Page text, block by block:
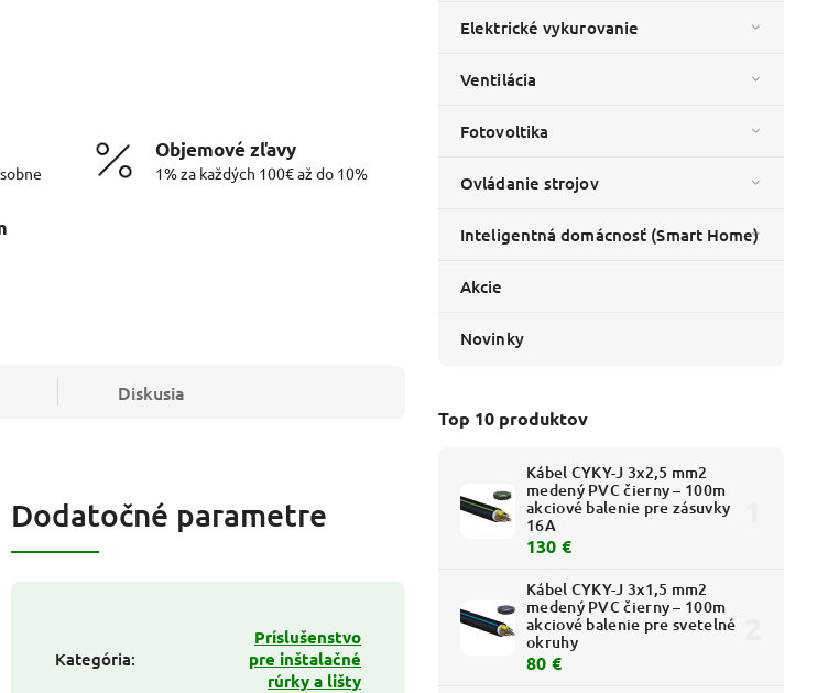
Elektrické vykurovanie
Ventilácia
Fotovoltika
Ovládanie strojov
Inteligentná domácnosť (Smart Home)
Akcie
Novinky
Top 10 produktov
Kábel CYKY-J 3x2,5 mm2
medený PVC čierny – 100m
akciové balenie pre zásuvky
16A
130 €
Kábel CYKY-J 3x1,5 mm2
medený PVC čierny – 100m
akciové balenie pre svetelné
okruhy
80 €
Objemové zľavy
1% za každých 100€ až do 10%
Diskusia
Dodatočné parametre
Kategória:
Príslušenstvo
pre inštalačné
rúrky a lišty